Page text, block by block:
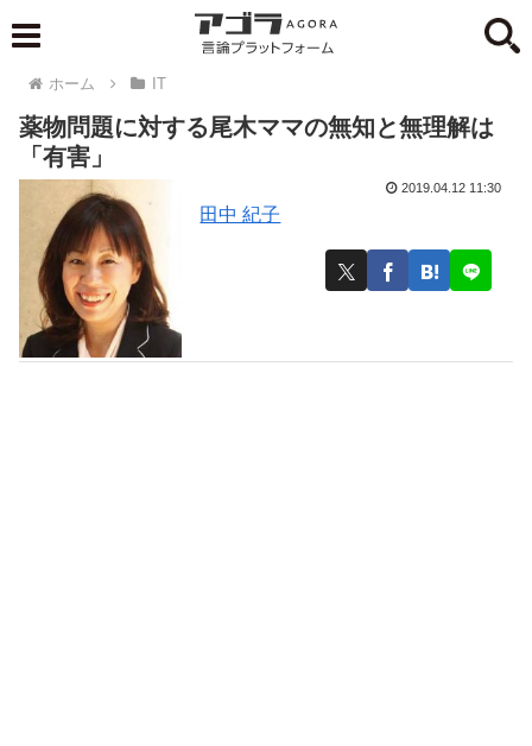
ホーム IT
薬物問題に対する尾木ママの無知と無理解は
「有害」
田中 紀子
2019.04.12 11:30